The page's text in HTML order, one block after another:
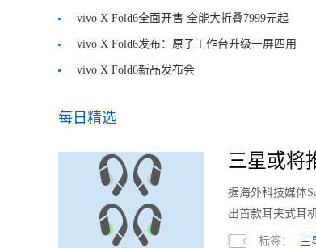
vivo X Fold6全面开售 全能大折叠7999元起
vivo X Fold6发布：原子工作台升级一屏四用
vivo X Fold6新品发布会
每日精选
三星或将
据海外科技媒体
出首款耳夹式耳
标签： 三